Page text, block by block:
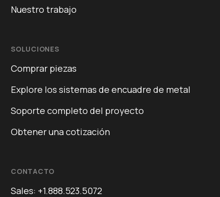
Nuestro trabajo
SOLUCIONES
Comprar piezas
Explore los sistemas de encuadre de metal
Soporte completo del proyecto
Obtener una cotización
CONTACTO
Sales: +1.888.523.5072